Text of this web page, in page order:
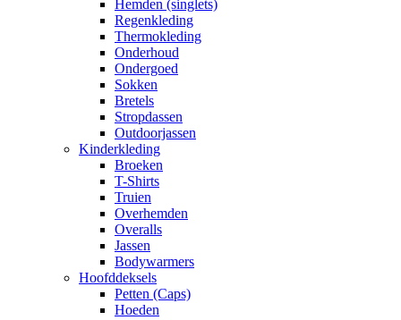
Hemden (singlets)
Regenkleding
Thermokleding
Onderhoud
Ondergoed
Sokken
Bretels
Stropdassen
Outdoorjassen
Kinderkleding
Broeken
T-Shirts
Truien
Overhemden
Overalls
Jassen
Bodywarmers
Hoofddeksels
Petten (Caps)
Hoeden